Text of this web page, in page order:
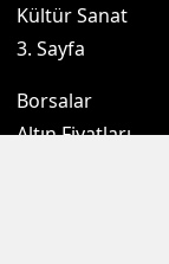
Kültür Sanat
3. Sayfa
Borsalar
Altın Fiyatları